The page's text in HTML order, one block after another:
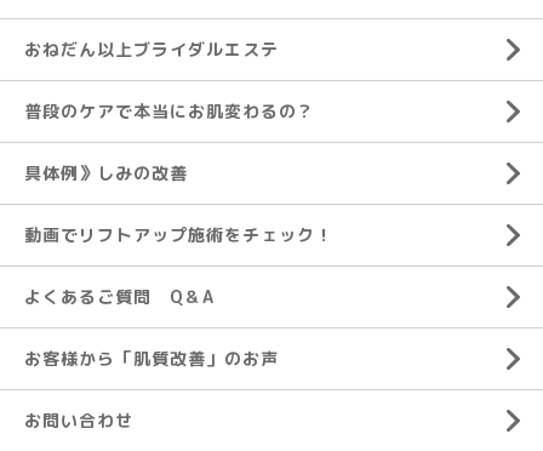
おねだん以上ブライダルエステ
普段のケアで本当にお肌変わるの？
具体例》しみの改善
動画でリフトアップ施術をチェック！
よくあるご質問 Q＆A
お客様から「肌質改善」のお声
お問い合わせ